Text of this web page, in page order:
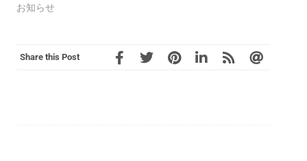
お知らせ
Share this Post